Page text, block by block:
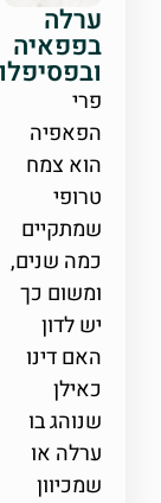
ערלה
בפפאיה
פרי
הפאפיה
הוא צמח
טרופי
שמתקיים
כמה שנים,
ומשום כך
יש לדון
האם דינו
כאילן
שנוהג בו
ערלה או
שמכיוון